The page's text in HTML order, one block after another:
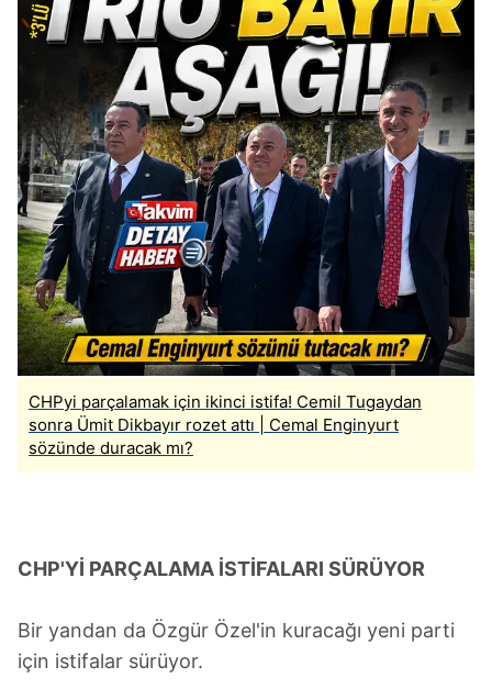
CHPyi parçalamak için ikinci istifa! Cemil Tugaydan
sonra Ümit Dikbayır rozet attı | Cemal Enginyurt
sözünde duracak mı?
CHP'Yİ PARÇALAMA İSTİFALARI SÜRÜYOR
Bir yandan da Özgür Özel'in kuracağı yeni parti
için istifalar sürüyor.